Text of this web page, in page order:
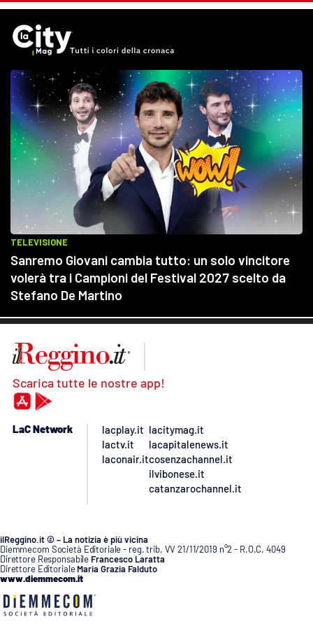
Scarica tutte le nostre app!
LaC Network
lacplay.it
lactv.it
laconair.it
lacitymag.it
lacapitalenews.it
cosenzachannel.it
ilvibonese.it
catanzarochannel.it
ilReggino.it © – La notizia è più vicina
Diemmecom Società Editoriale - reg. trib. VV 21/11/2019 n°2 - R.O.C. 4049
Direttore Responsabile Francesco Laratta
Direttore Editoriale Maria Grazia Falduto
www.diemmecom.it